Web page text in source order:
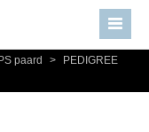
paard >
PEDIGREE